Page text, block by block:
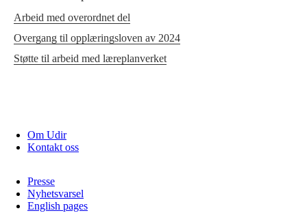
Arbeid med overordnet del
Overgang til opplæringsloven av 2024
Støtte til arbeid med læreplanverket
Om Udir
Kontakt oss
Presse
Nyhetsvarsel
English pages